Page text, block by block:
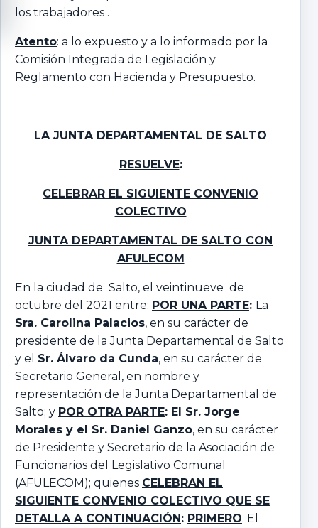
los trabajadores .
Atento: a lo expuesto y a lo informado por la
Comisión Integrada de Legislación y
Reglamento con Hacienda y Presupuesto.
LA JUNTA DEPARTAMENTAL DE SALTO
RESUELVE:
CELEBRAR EL SIGUIENTE CONVENIO
COLECTIVO
JUNTA DEPARTAMENTAL DE SALTO CON
AFULECOM
En la ciudad de Salto, el veintinueve de
octubre del 2021 entre: POR UNA PARTE: La
Sra. Carolina Palacios, en su carácter de
presidente de la Junta Departamental de Salto
y el Sr. Álvaro da Cunda, en su carácter de
Secretario General, en nombre y
representación de la Junta Departamental de
Salto; y POR OTRA PARTE: El Sr. Jorge
Morales y el Sr. Daniel Ganzo, en su carácter
de Presidente y Secretario de la Asociación de
Funcionarios del Legislativo Comunal
(AFULECOM); quienes CELEBRAN EL
SIGUIENTE CONVENIO COLECTIVO QUE SE
DETALLA A CONTINUACIÓN: PRIMERO. El